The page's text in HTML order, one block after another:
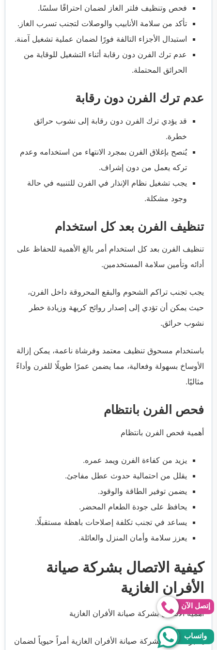
فحص وتنظيف فلتر الغاز لضمان احتراقًا سلسًا.
تأكد من سلامة الأنابيب والوصلات لتجنب تسرب الغاز.
استبدال الأجزاء التالفة فورًا لضمان عملية تشغيل آمنة.
عدم ترك الفرن دون رقابة أثناء التشغيل للوقاية من
الحرائق المحتملة.
عدم ترك الفرن دون رقابة
قد يؤدي ترك الفرن دون رقابة إلى نشوب حرائق
خطرة.
يُنصح بإغلاق الفرن بمجرد الانتهاء من استخدامه وعدم
تركه يعمل من دون إشراف.
يجب تشغيل نظام الإنذار في الفرن للتنبيه في حالة
وجود مشكلة.
تنظيف الفرن بعد كل استخدام
تنظيف الفرن بعد كل استخدام أمر بالغ الأهمية للحفاظ على
أدائه وتأمين سلامة المستخدمين.
يجب تجنب تراكم الشحوم والبقع المحروقة داخل الفرن،
حيث يمكن أن تؤدي إلى إصدار روائح كريهة وزيادة خطر
نشوب حرائق.
باستخدام مسحوق تنظيف معتمد وفرشاة ناعمة، يمكن إزالة
الأوساخ بسهولة وفعالية، مما يضمن عمرًا طويلًا للفرن وأداءً
مثاليًا.
فحص الفرن بانتظام
أهمية فحص الفرن بانتظام
يزيد من كفاءة الفرن ويمد عمره.
يقلل من احتمالية حدوث عطل مفاجئ.
يضمن توفير الطاقة والوقود.
يحافظ على جودة الطعام المحضر.
يساعد في تجنب تكلفة إصلاحات باهظة مستقبلًا.
يعزز سلامة وأمان المنزل والعائلة.
كيفية الاتصال بشركة صيانة
الأفران الغازية
أهمية الاتصال بشركة صيانة الأفران الغازية
يعتبر الاتصال بشركة صيانة الأفران الغازية أمراً حيوياً لضمان
إتصل الآن
واتساب